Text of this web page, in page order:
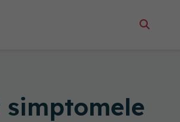
simptomele